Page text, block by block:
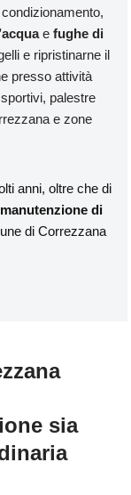
e fughe di
e ripristinarne il
presso attività
palestre
e zone
anni, oltre che di
manutenzione di
di Correzzana
sia